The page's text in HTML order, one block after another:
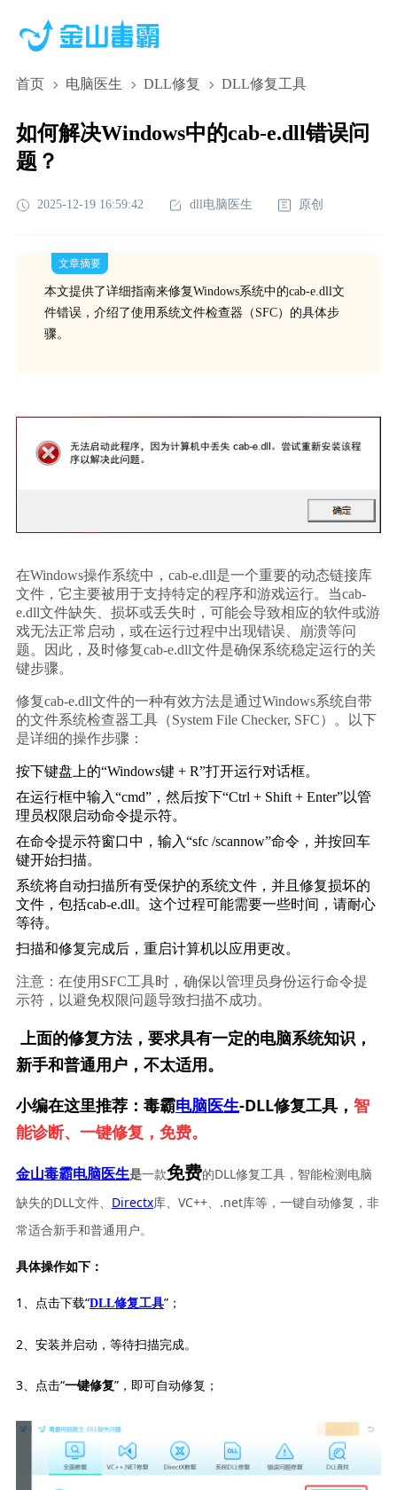
首页 电脑医生 DLL修复 DLL修复工具
如何解决Windows中的cab-e.dll错误问
题？
2025-12-19 16:59:42 dll电脑医生 原创
文章摘要
本文提供了详细指南来修复Windows系统中的cab-e.dll文
件错误，介绍了使用系统文件检查器（SFC）的具体步
骤。
在Windows操作系统中，cab-e.dll是一个重要的动态链接库
文件，它主要被用于支持特定的程序和游戏运行。当cab-
e.dll文件缺失、损坏或丢失时，可能会导致相应的软件或游
戏无法正常启动，或在运行过程中出现错误、崩溃等问
题。因此，及时修复cab-e.dll文件是确保系统稳定运行的关
键步骤。
修复cab-e.dll文件的一种有效方法是通过Windows系统自带
的文件系统检查器工具（System File Checker, SFC）。以下
是详细的操作步骤：
按下键盘上的“Windows键 + R”打开运行对话框。
在运行框中输入“cmd”，然后按下“Ctrl + Shift + Enter”以管
理员权限启动命令提示符。
在命令提示符窗口中，输入“sfc /scannow”命令，并按回车
键开始扫描。
系统将自动扫描所有受保护的系统文件，并且修复损坏的
文件，包括cab-e.dll。这个过程可能需要一些时间，请耐心
等待。
扫描和修复完成后，重启计算机以应用更改。
注意：在使用SFC工具时，确保以管理员身份运行命令提
示符，以避免权限问题导致扫描不成功。
上面的修复方法，要求具有一定的电脑系统知识，
新手和普通用户，不太适用。
小编在这里推荐：毒霸电脑医生-DLL修复工具， 智
能诊断、一键修复，免费。
金山毒霸电脑医生是一款免费的DLL修复工具，智能检测电脑
缺失的DLL文件、 Directx库、VC++、.net库等，一键自动修复，非
常适合新手和普通用户。
具体操作如下：
1、点击下载“DLL修复工具”；
2、安装并启动，等待扫描完成。
3、点击“一键修复”，即可自动修复；